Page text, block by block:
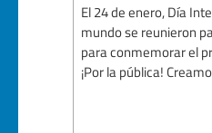
El 24 de enero, Día
mundo se reunieron
para conmemorar el
¡Por la pública!